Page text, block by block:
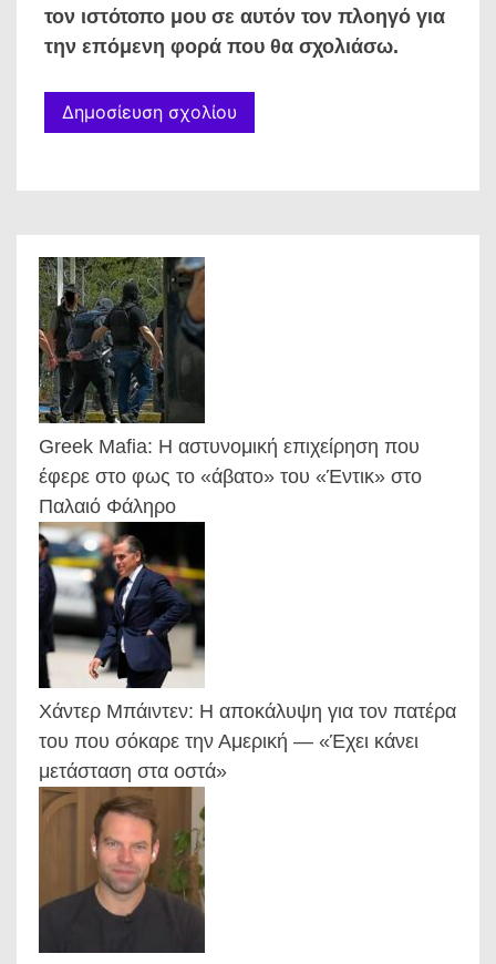
τον ιστότοπο μου σε αυτόν τον πλοηγό για
την επόμενη φορά που θα σχολιάσω.
Greek Mafia: Η αστυνομική επιχείρηση που
έφερε στο φως το «άβατο» του «Έντικ» στο
Παλαιό Φάληρο
Χάντερ Μπάιντεν: Η αποκάλυψη για τον πατέρα
του που σόκαρε την Αμερική — «Έχει κάνει
μετάσταση στα οστά»